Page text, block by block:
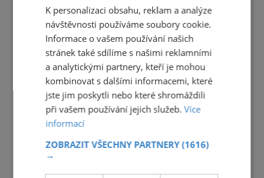
K personalizaci obsahu, reklam a analýze
návštěvnosti používáme soubory cookie.
Informace o vašem používání našich
stránek také sdílíme s našimi reklamními
a analytickými partnery, kteří je mohou
kombinovat s dalšími informacemi, které
jste jim poskytli nebo které shromáždili
při vašem používání jejich služeb.Více
informací
ZOBRAZIT VŠECHNY PARTNERY(1616)
→